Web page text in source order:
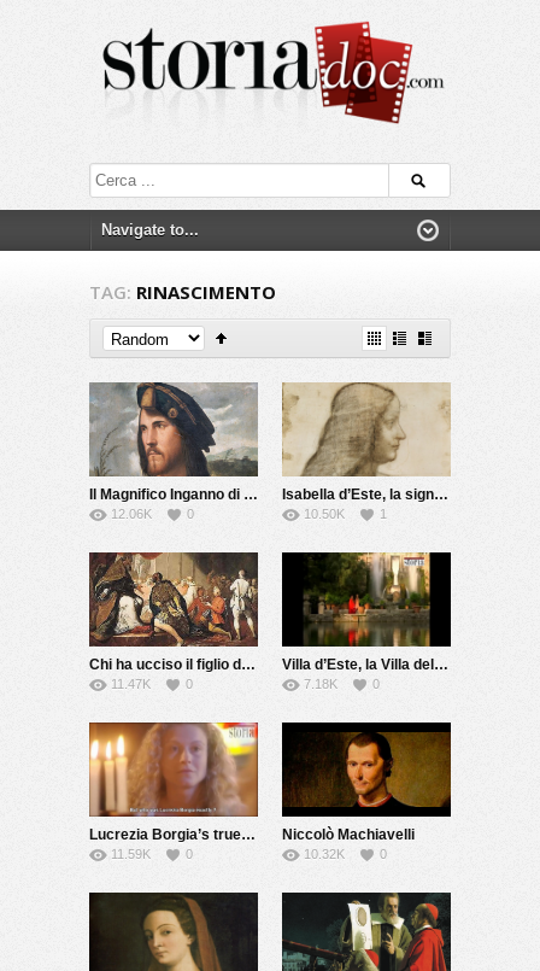
TAG: RINASCIMENTO
Il Magnifico Inganno di Cesare Borgia
12.06K 0
Isabella d’Este, la signora del Rinascimento
10.50K 1
Chi ha ucciso il figlio del Papa?
11.47K 0
Villa d’Este, la Villa del cardinale
7.18K 0
Lucrezia Borgia’s true story
11.59K 0
Niccolò Machiavelli
10.32K 0